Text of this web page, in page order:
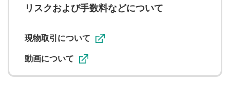
に関する著作者人格権を行使しないことに同意します。利
用者が投稿したコメントは、当社サービスの広告・宣伝、
ることがあります。
リスクおよび手数料などについて
現物取引について
動画について